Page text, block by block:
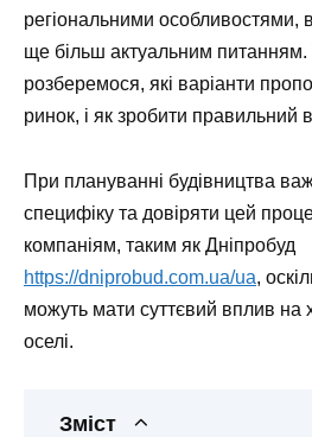
регіональними особливостями,
ще більш актуальним
розберемося, які варіанти
ринок, і як зробити правильний
При плануванні будівництва
специфіку та довіряти цей
компаніям, таким як Дніпробуд
https://dniprobud.com.ua/ua,
можуть мати суттєвий вплив на
оселі.
Зміст